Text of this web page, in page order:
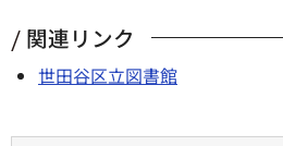
関連リンク
世田谷区立図書館